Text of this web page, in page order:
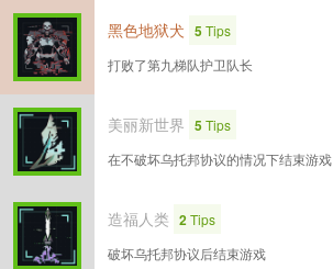
黑色地狱犬 5Tips
打败了第九梯队护卫队长
美丽新世界 5Tips
在不破坏乌托邦协议的情况下结束游戏
造福人类 2Tips
破坏乌托邦协议后结束游戏